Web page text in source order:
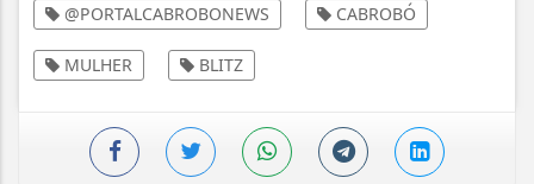
@PORTALCABROBONEWS CABROBÓ
MULHER BLITZ